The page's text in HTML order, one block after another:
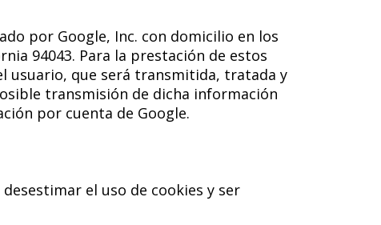
por Google, Inc. con domicilio en los
94043. Para la prestación de estos
usuario, que será transmitida, tratada y
transmisión de dicha información
por cuenta de Google.
el uso de cookies y ser